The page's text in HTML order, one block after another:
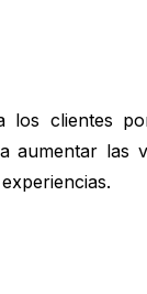
los clientes
aumentar las